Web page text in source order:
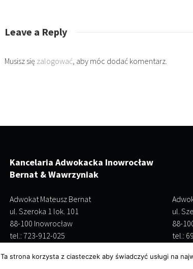
Leave a Reply
Musisz się zalogować, aby móc dodać komentarz.
Kancelaria Adwokacka Inowrocław
Bernat & Wawrzyniak
Adwokat Mateusz Bernat
ul. Szeroka 1 lok. 101
88-100 Inowrocław
tel.: 723-912-025
ul.
88-
tel.:
Ta strona korzysta z ciasteczek aby świadczyć usługi na